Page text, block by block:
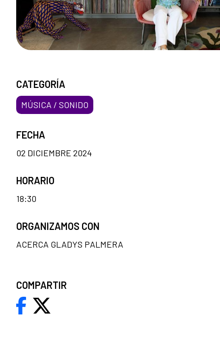
CATEGORÍA
MÚSICA / SONIDO
FECHA
02 DICIEMBRE 2024
HORARIO
18:30
ORGANIZAMOS CON
ACERCA GLADYS PALMERA
COMPARTIR